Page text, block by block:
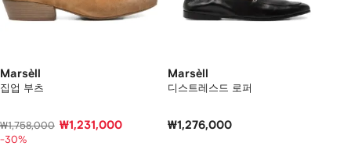
Marsèll
집업 부츠
₩1,758,000 ₩1,231,000
-30%
Marsèll
디스트레스드 로퍼
₩1,276,000